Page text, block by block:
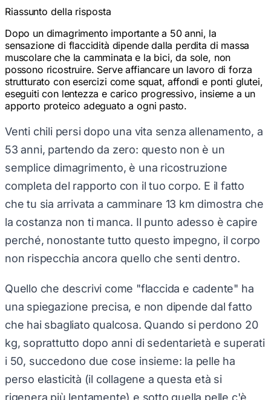
Riassunto della risposta
Dopo un dimagrimento importante a 50 anni, la
sensazione di flaccidità dipende dalla perdita di massa
muscolare che la camminata e la bici, da sole, non
possono ricostruire. Serve affiancare un lavoro di forza
strutturato con esercizi come squat, affondi e ponti glutei,
eseguiti con lentezza e carico progressivo, insieme a un
apporto proteico adeguato a ogni pasto.
Venti chili persi dopo una vita senza allenamento, a
53 anni, partendo da zero: questo non è un
semplice dimagrimento, è una ricostruzione
completa del rapporto con il tuo corpo. E il fatto
che tu sia arrivata a camminare 13 km dimostra che
la costanza non ti manca. Il punto adesso è capire
perché, nonostante tutto questo impegno, il corpo
non rispecchia ancora quello che senti dentro.
Quello che descrivi come "flaccida e cadente" ha
una spiegazione precisa, e non dipende dal fatto
che hai sbagliato qualcosa. Quando si perdono 20
kg, soprattutto dopo anni di sedentarietà e superati
i 50, succedono due cose insieme: la pelle ha
perso elasticità (il collagene a questa età si
rigenera più lentamente) e sotto quella pelle c'è